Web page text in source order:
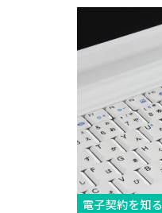
電子契約を知る